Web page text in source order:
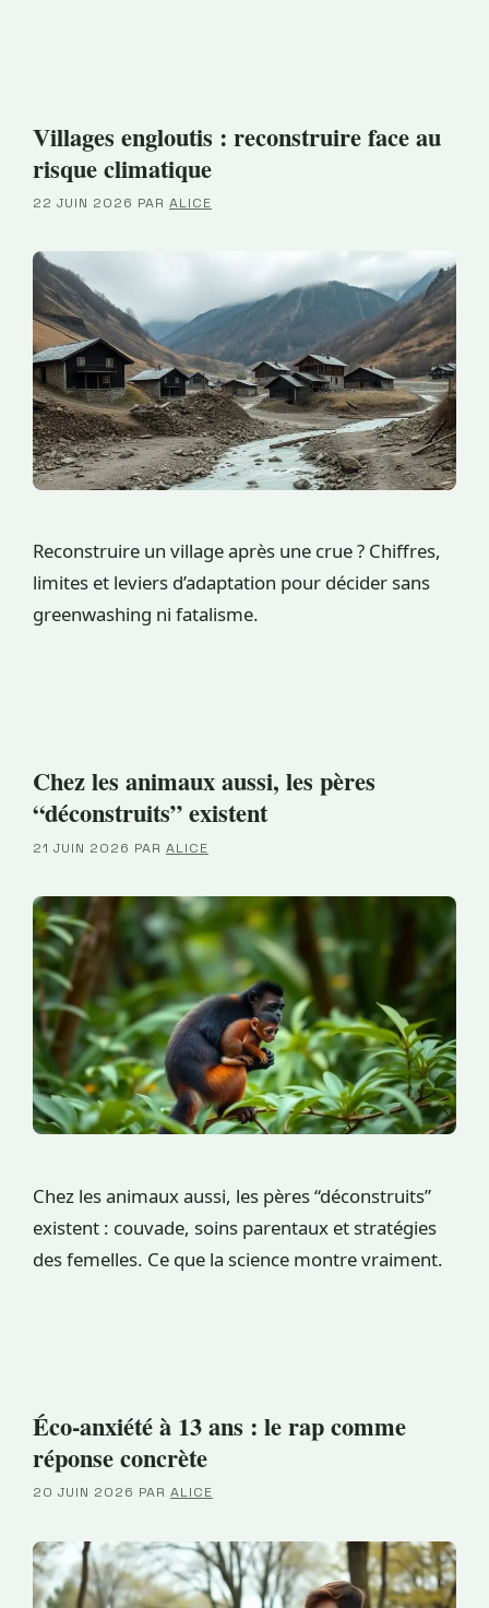
Villages engloutis : reconstruire face au
risque climatique
22 JUIN 2026 PAR ALICE
Reconstruire un village après une crue ? Chiffres,
limites et leviers d’adaptation pour décider sans
greenwashing ni fatalisme.
Chez les animaux aussi, les pères
“déconstruits” existent
21 JUIN 2026 PAR ALICE
Chez les animaux aussi, les pères “déconstruits”
existent : couvade, soins parentaux et stratégies
des femelles. Ce que la science montre vraiment.
Éco-anxiété à 13 ans : le rap comme
réponse concrète
20 JUIN 2026 PAR ALICE